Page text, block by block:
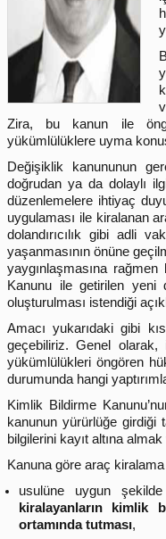
Zira, bu kanun ile
yükümlülüklere uyma
Değişiklik kanununun
doğrudan ya da dolaylı
düzenlemelere ihtiyaç
uygulaması ile kiralanan
dolandırıcılık gibi adli
yaşanmasının önüne
yaygınlaşmasına
Kanunu ile getirilen yeni
oluşturulması istendiği
Amacı yukarıdaki gibi
geçebiliriz. Genel olarak,
yükümlülükleri öngören
durumunda hangi
Kimlik Bildirme
kanunun yürürlüğe girdiği
bilgilerini kayıt altına
Kanuna göre araç
usulüne uygun
kiralayanların kimlik
ortamında tutması,